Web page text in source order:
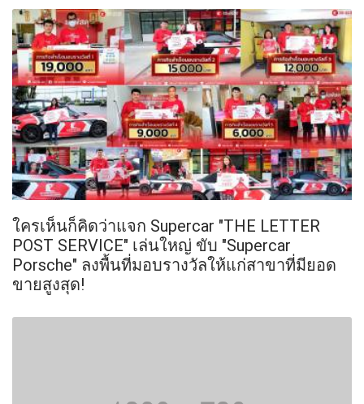
ใครเห็นก็คิดว่าแจก Supercar "THE LETTER
POST SERVICE" เล่นใหญ่ ขับ "Supercar
Porsche" ลงพื้นที่มอบรางวัลให้แก่สาขาที่มียอด
ขายสูงสุด!